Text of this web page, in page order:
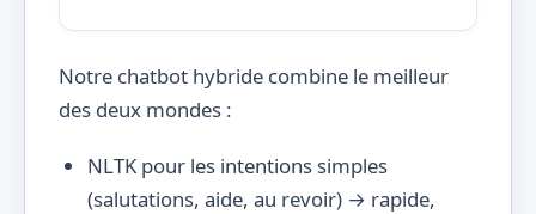
Notre chatbot hybride combine le meilleur
des deux mondes :
NLTK pour les intentions simples
(salutations, aide, au revoir) → rapide,